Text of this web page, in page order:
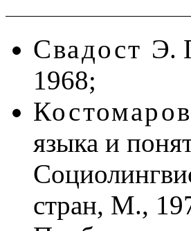
Свадост Э.
1968;
Костомаров
языка и
стран, М.,